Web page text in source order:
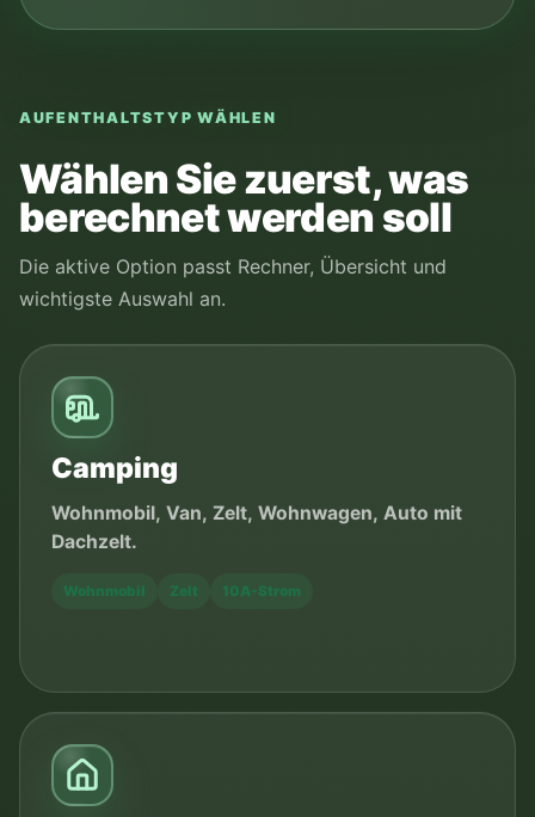
AUFENTHALTSTYP WÄHLEN
Wählen Sie zuerst, was
berechnet werden soll
Die aktive Option passt Rechner, Übersicht und
wichtigste Auswahl an.
Camping
Wohnmobil, Van, Zelt, Wohnwagen, Auto mit
Dachzelt.
Wohnmobil Zelt 10A-Strom